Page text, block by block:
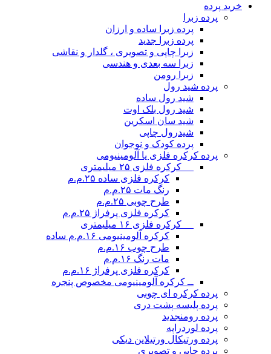
خرید پرده
پرده زبرا
پرده زبرا ساده و ارزان
پرده زبرا جدید
زبرا چاپی و تصویری ، گلدار و نقاشی
زبرا سه بعدی و هندسی
زبرا رومن
پرده شید رول
شید رول ساده
شید رول بلک اوت
شید سان اسکرین
شیدرول چاپی
پرده کودک و نوجوان
پرده کرکره فلزی یا آلومینیومی
__ کرکره فلزی ۲۵ میلیمتری
کرکره فلزی ساده ۲۵.م.م
رنگ مات ۲۵.م.م
طرح چوبی ۲۵.م.م
کرکره فلزی پرفراژ ۲۵.م.م
__ کرکره فلزی ۱۶ میلیمتری
کرکره آلومینیومی ۱۶.م.م ساده
طرح چوب ۱۶.م.م
مات رنگ ۱۶.م.م
کرکره فلزی پرفراژ ۱۶.م.م
ــ کرکره آلومینیومی مخصوص پنجره
پرده کرکره ای چوبی
پرده پلیسه پشت دری
پرده رومنجدید
پرده لوردراپه
پرده ورتیکال ورتیلاین دیکی
پرده چاپی و تصویری